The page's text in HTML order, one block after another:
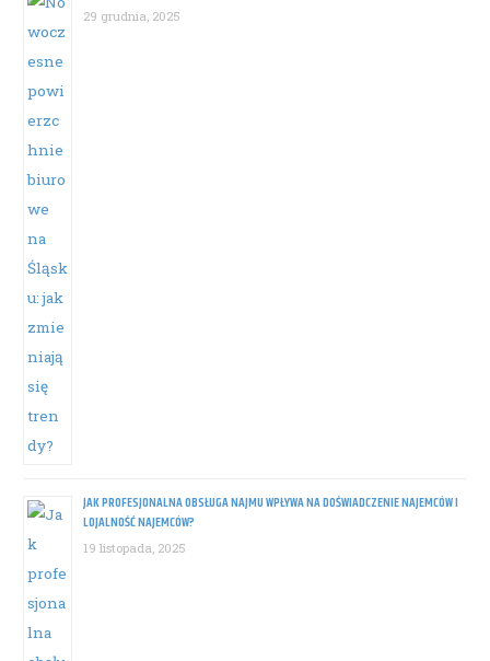
29 grudnia, 2025
JAK PROFESJONALNA OBSŁUGA NAJMU WPŁYWA NA DOŚWIADCZENIE NAJEMCÓW I
LOJALNOŚĆ NAJEMCÓW?
19 listopada, 2025